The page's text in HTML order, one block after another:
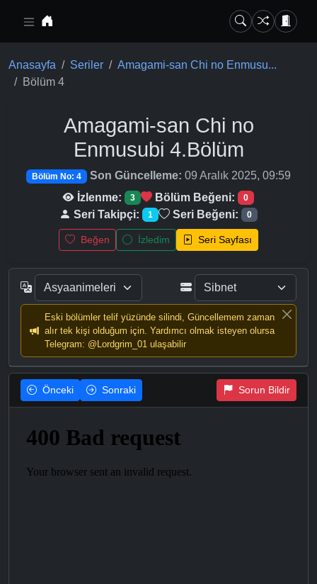
Anasayfa Seriler
Amagami-san Chi no Enmusu...
Bölüm 4
Amagami-san Chi no
Enmusubi 4.Bölüm
Bölüm No: 4 Son Güncelleme: 09 Aralık 2025, 09:59
İzlenme:
3 Bölüm Beğeni: 0
Seri Takipçi: 1 Seri Beğeni: 0
Beğen İzledim Seri Sayfası
Eski bölümler telif yüzünde silindi, Güncellemem zaman
alır tek kişi olduğum için. Yardımcı olmak isteyen olursa
Telegram: @Lordgrim_01 ulaşabilir
Önceki Sonraki Sorun Bildir